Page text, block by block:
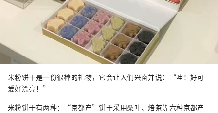
米粉饼干是一份很棒的礼物，它会让人们兴奋并说：“哇！好可
爱好漂亮！”
米粉饼干有两种：“京都产”饼干采用桑叶、焙茶等六种京都产